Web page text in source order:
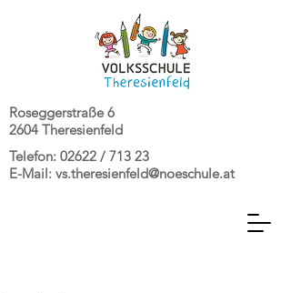
Telefon: 02622 / 713 23
E-Mail: vs.theresienfeld@noeschule.at
Roseggerstraße 6
2604 Theresienfeld